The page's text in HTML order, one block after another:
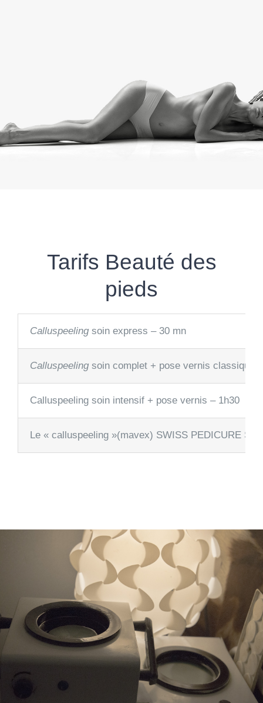
Tarifs Beauté des
pieds
Calluspeelingsoin express – 30 mn
Calluspeelingsoin complet + pose vernis classique
Calluspeeling soin intensif + pose vernis – 1h30
Le « calluspeeling »(mavex) SWISS PEDICURE